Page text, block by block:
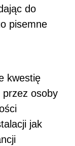
do
pisemne
kwestię
przez osoby
jak